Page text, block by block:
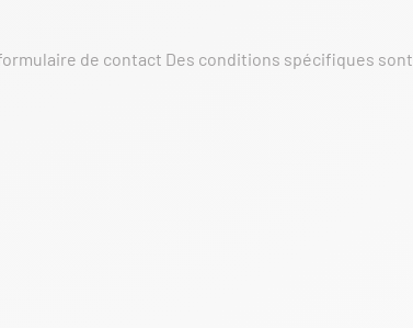
de contact Des conditions spécifiques sont